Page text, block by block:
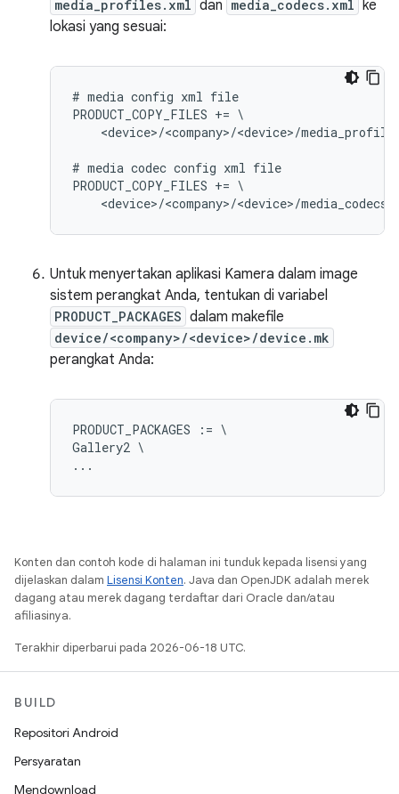
media_profiles.xml dan media_codecs.xml
ke
lokasi yang sesuai:
# media config xml file
PRODUCT_COPY_FILES += \
<device>/<company>/<device>/
# media codec config xml file
PRODUCT_COPY_FILES += \
Untuk menyertakan aplikasi Kamera dalam image
sistem perangkat Anda, tentukan di variabel
PRODUCT_PACKAGES dalam makefile
device/<company>/<device>/device.mk
perangkat Anda:
PRODUCT_PACKAGES := \
Gallery2 \
Konten dan contoh kode di halaman ini tunduk kepada lisensi yang
dijelaskan dalam Lisensi Konten. Java dan OpenJDK adalah merek
dagang atau merek dagang terdaftar dari Oracle dan/atau
afiliasinya.
Terakhir diperbarui pada 2026-06-18 UTC.
BUILD
Repositori Android
Persyaratan
Mendownload